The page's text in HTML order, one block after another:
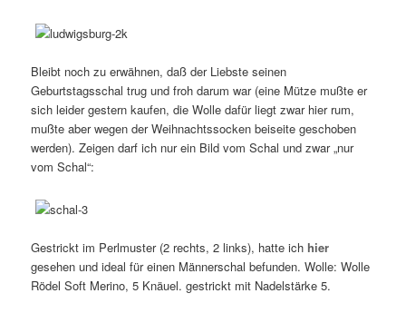
Bleibt noch zu erwähnen, daß der Liebste seinen
Geburtstagsschal trug und froh darum war (eine Mütze mußte er
sich leider gestern kaufen, die Wolle dafür liegt zwar hier rum,
mußte aber wegen der Weihnachtssocken beiseite geschoben
werden). Zeigen darf ich nur ein Bild vom Schal und zwar „nur
vom Schal“:
Gestrickt im Perlmuster (2 rechts, 2 links), hatte ich hier
gesehen und ideal für einen Männerschal befunden. Wolle: Wolle
Rödel Soft Merino, 5 Knäuel. gestrickt mit Nadelstärke 5.